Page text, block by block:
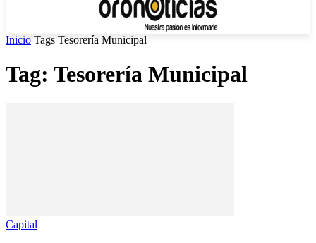
Inicio Tags Tesorería Municipal
Tag: Tesorería Municipal
Capital